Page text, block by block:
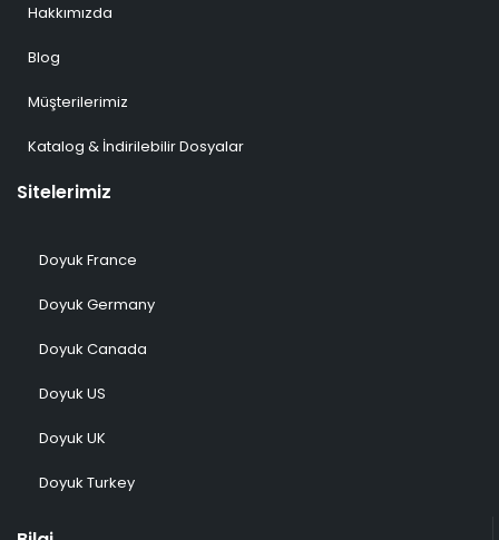
Hakkımızda
Blog
Müşterilerimiz
Katalog & İndirilebilir Dosyalar
Sitelerimiz
Doyuk France
Doyuk Germany
Doyuk Canada
Doyuk US
Doyuk UK
Doyuk Turkey